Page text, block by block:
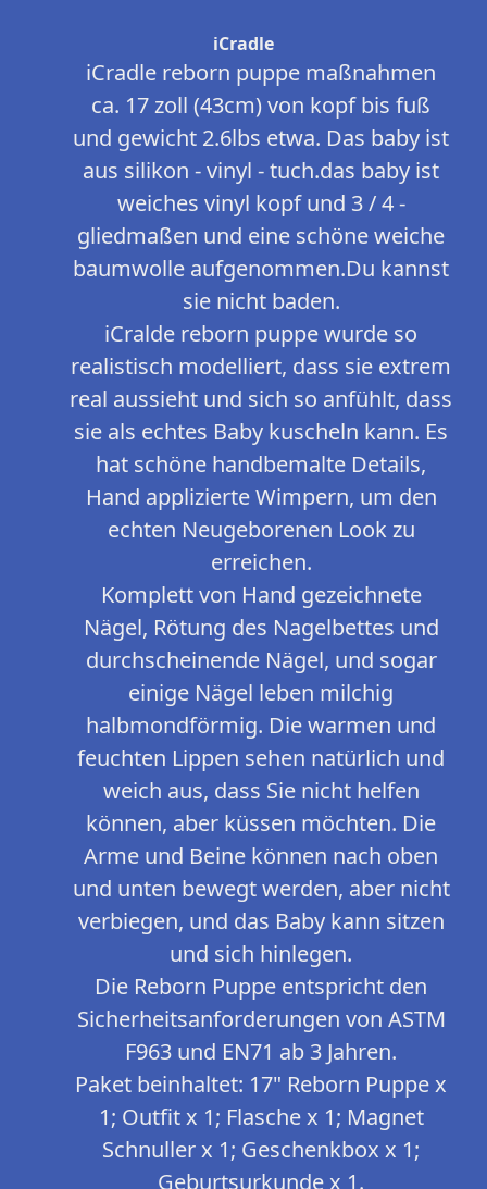
iCradle
iCradle reborn puppe maßnahmen
ca. 17 zoll (43cm) von kopf bis fuß
und gewicht 2.6lbs etwa. Das baby ist
aus silikon - vinyl - tuch.das baby ist
weiches vinyl kopf und 3 / 4 -
gliedmaßen und eine schöne weiche
baumwolle aufgenommen.Du kannst
sie nicht baden.
iCralde reborn puppe wurde so
realistisch modelliert, dass sie extrem
real aussieht und sich so anfühlt, dass
sie als echtes Baby kuscheln kann. Es
hat schöne handbemalte Details,
Hand applizierte Wimpern, um den
echten Neugeborenen Look zu
erreichen.
Komplett von Hand gezeichnete
Nägel, Rötung des Nagelbettes und
durchscheinende Nägel, und sogar
einige Nägel leben milchig
halbmondförmig. Die warmen und
feuchten Lippen sehen natürlich und
weich aus, dass Sie nicht helfen
können, aber küssen möchten. Die
Arme und Beine können nach oben
und unten bewegt werden, aber nicht
verbiegen, und das Baby kann sitzen
und sich hinlegen.
Die Reborn Puppe entspricht den
Sicherheitsanforderungen von ASTM
F963 und EN71 ab 3 Jahren.
Paket beinhaltet: 17" Reborn Puppe x
1; Outfit x 1; Flasche x 1; Magnet
Schnuller x 1; Geschenkbox x 1;
Geburtsurkunde x 1.